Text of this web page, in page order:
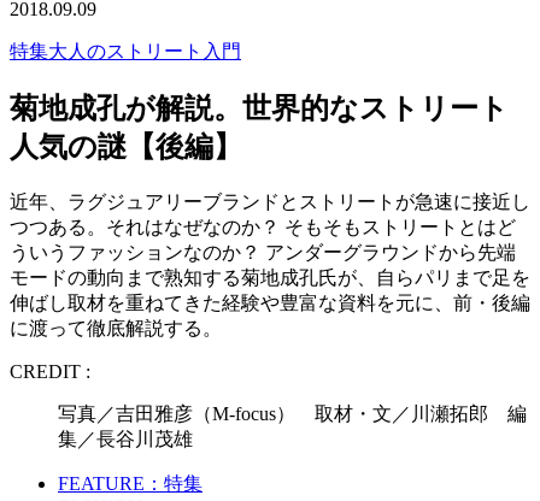
2018.09.09
特集大人のストリート入門
菊地成孔が解説。世界的なストリート
人気の謎【後編】
近年、ラグジュアリーブランドとストリートが急速に接近し
つつある。それはなぜなのか？ そもそもストリートとはど
ういうファッションなのか？ アンダーグラウンドから先端
モードの動向まで熟知する菊地成孔氏が、自らパリまで足を
伸ばし取材を重ねてきた経験や豊富な資料を元に、前・後編
に渡って徹底解説する。
CREDIT :
写真／吉田雅彦（M-focus） 取材・文／川瀬拓郎 編
集／長谷川茂雄
FEATURE：特集